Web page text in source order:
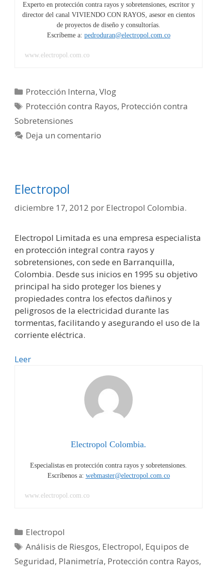
1
Experto en protección contra rayos y sobretensiones, escritor y
director del canal VIVIENDO CON RAYOS, asesor en cientos
de proyectos de diseño y consultorías.
Escríbeme a: pedroduran@electropol.com.co
www.electropol.com.co
Categorías
Protección Interna,Vlog
Etiquetas
Protección contra Rayos, Protección contra
Sobretensiones
Deja un comentario
Electropol
diciembre 17, 2012 por Electropol Colombia.
Electropol Limitada es una empresa especialista
en protección integral contra rayos y
sobretensiones, con sede en Barranquilla,
Colombia. Desde sus inicios en 1995 su objetivo
principal ha sido proteger los bienes y
propiedades contra los efectos dañinos y
peligrosos de la electricidad durante las
tormentas, facilitando y asegurando el uso de la
corriente eléctrica.
LeerElectropol
Electropol Colombia.
Especialistas en protección contra rayos y sobretensiones.
Escríbenos a: webmaster@electropol.com.co
www.electropol.com.co
Categorías
Electropol
Etiquetas
Análisis de Riesgos, Electropol, Equipos de
Seguridad, Planimetría, Protección contra Rayos,